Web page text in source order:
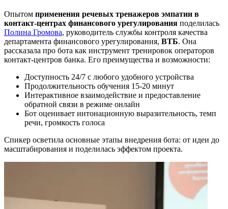
Опытом применения речевых тренажеров эмпатии в
контакт-центрах финансового урегулирования поделилась
Полина Громова, руководитель службы контроля качества
департамента финансового урегулирования, ВТБ. Она
рассказала про бота как инструмент тренировок операторов
контакт-центров банка. Его преимущества и возможности:
Доступность 24/7 с любого удобного устройства
Продолжительность обучения 15-20 минут
Интерактивное взаимодействие и предоставление
обратной связи в режиме онлайн
Бот оценивает интонационную выразительность, темп
речи, громкость голоса
Спикер осветила основные этапы внедрения бота: от идеи до
масштабирования и поделилась эффектом проекта.